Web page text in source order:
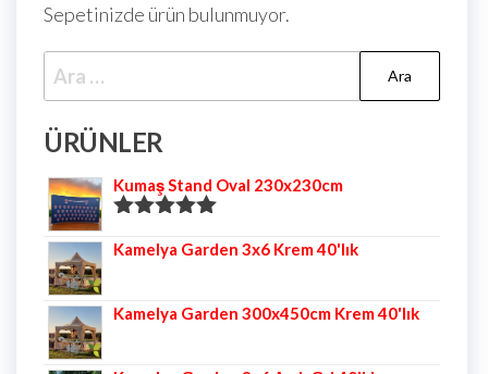
Sepetinizde ürün bulunmuyor.
ÜRÜNLER
Kumaş Stand Oval 230x230cm
5.00oy aldı
Kamelya Garden 3x6 Krem 40'lık
Kamelya Garden 300x450cm Krem 40'lık